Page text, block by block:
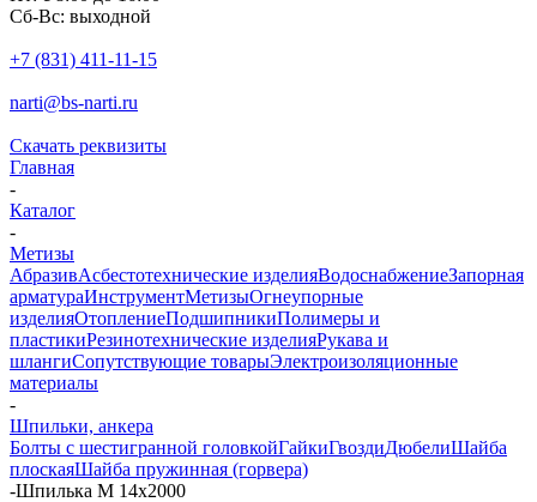
Сб-Вс: выходной
+7 (831) 411-11-15
narti@bs-narti.ru
Скачать реквизиты
Главная
-
Каталог
-
Метизы
АбразивАсбестотехнические изделияВодоснабжениеЗапорная
арматураИнструментМетизыОгнеупорные
изделияОтоплениеПодшипникиПолимеры и
пластикиРезинотехнические изделияРукава и
шлангиСопутствующие товарыЭлектроизоляционные
материалы
-
Шпильки, анкера
Болты с шестигранной головкойГайкиГвоздиДюбелиШайба
плоскаяШайба пружинная (горвера)
-Шпилька М 14х2000